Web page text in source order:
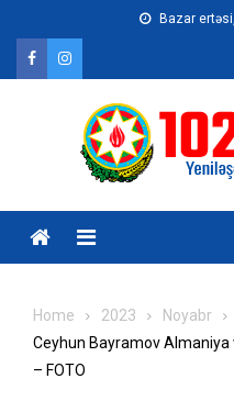
content
Bazar
Home 2023
Noyabr
Ceyhun Bayramov
– FOTO